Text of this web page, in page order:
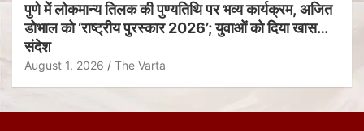
पुणे में लोकमान्य तिलक की पुण्यतिथि पर भव्य कार्यक्रम, अजित
डोभाल को ‘राष्ट्रीय पुरस्कार 2026’; युवाओं को दिया खास
संदेश
August 1, 2026 The Varta